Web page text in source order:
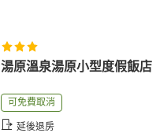
湯原溫泉湯原小型度假飯店
可免費取消
延後退房